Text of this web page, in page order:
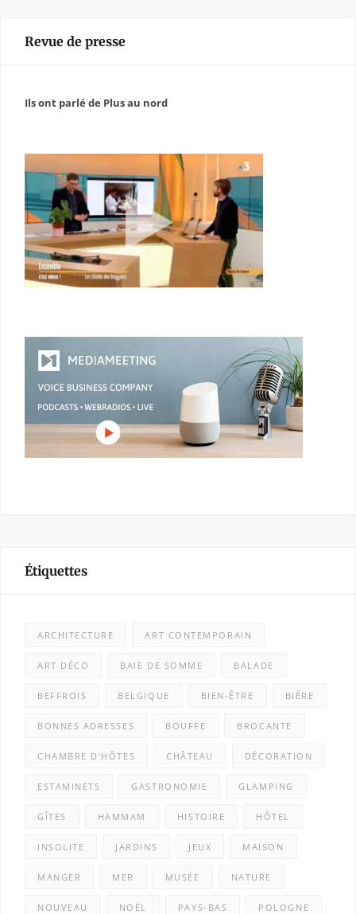
Revue de presse
Ils ont parlé de Plus au nord
Étiquettes
ARCHITECTURE ART CONTEMPORAIN
ART DÉCO BAIE DE SOMME BALADE
BEFFROIS BELGIQUE BIEN-ÊTRE BIÈRE
BONNES ADRESSES BOUFFE BROCANTE
CHAMBRE D'HÔTES CHÂTEAU DÉCORATION
ESTAMINETS GASTRONOMIE GLAMPING
GÎTES HAMMAM HISTOIRE HÔTEL
INSOLITE JARDINS JEUX MAISON
MANGER MER MUSÉE NATURE
NOUVEAU NOËL PAYS-BAS POLOGNE